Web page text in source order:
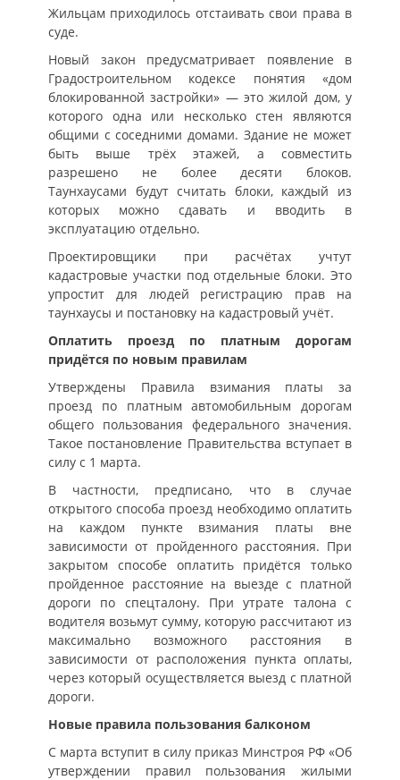
Жильцам приходилось отстаивать свои права в
суде.
Новый закон предусматривает появление в
Градостроительном кодексе понятия «дом
блокированной застройки» — это жилой дом, у
которого одна или несколько стен являются
общими с соседними домами. Здание не может
быть выше трёх этажей, а совместить
разрешено не более десяти блоков.
Таунхаусами будут считать блоки, каждый из
которых можно сдавать и вводить в
эксплуатацию отдельно.
Проектировщики при расчётах учтут
кадастровые участки под отдельные блоки. Это
упростит для людей регистрацию прав на
таунхаусы и постановку на кадастровый учёт.
Оплатить проезд по платным дорогам
придётся по новым правилам
Утверждены Правила взимания платы за
проезд по платным автомобильным дорогам
общего пользования федерального значения.
Такое постановление Правительства вступает в
силу с 1 марта.
В частности, предписано, что в случае
открытого способа проезд необходимо оплатить
на каждом пункте взимания платы вне
зависимости от пройденного расстояния. При
закрытом способе оплатить придётся только
пройденное расстояние на выезде с платной
дороги по спецталону. При утрате талона с
водителя возьмут сумму, которую рассчитают из
максимально возможного расстояния в
зависимости от расположения пункта оплаты,
через который осуществляется выезд с платной
дороги.
Новые правила пользования балконом
С марта вступит в силу приказ Минстроя РФ «Об
утверждении правил пользования жилыми